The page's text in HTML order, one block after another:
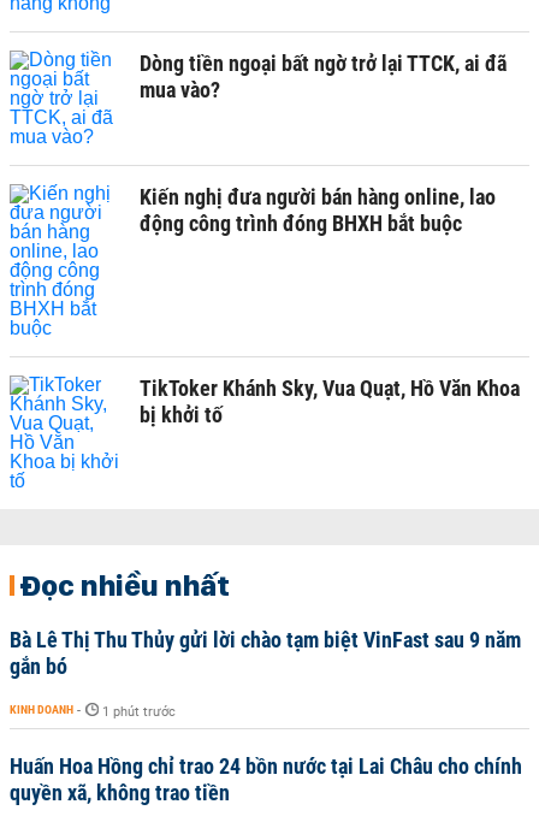
Dòng tiền ngoại bất ngờ trở lại TTCK, ai đã
mua vào?
Kiến nghị đưa người bán hàng online, lao
động công trình đóng BHXH bắt buộc
TikToker Khánh Sky, Vua Quạt, Hồ Văn Khoa
bị khởi tố
Đọc nhiều nhất
Bà Lê Thị Thu Thủy gửi lời chào tạm biệt VinFast sau 9 năm
gắn bó
KINH DOANH - 1 phút trước
Huấn Hoa Hồng chỉ trao 24 bồn nước tại Lai Châu cho chính
quyền xã, không trao tiền